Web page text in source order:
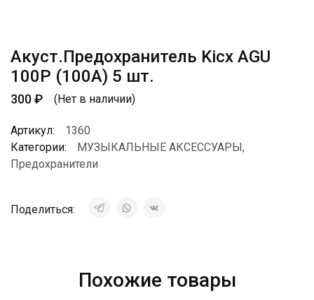
Акуст.Предохранитель Kicx AGU
100P (100A) 5 шт.
300₽ (Нет в наличии)
Артикул:
1360
Категории:
МУЗЫКАЛЬНЫЕ АКСЕССУАРЫ,
Предохранители
Поделиться:
Похожие товары